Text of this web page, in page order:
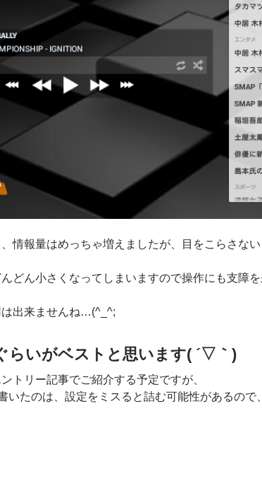
情報量はめっちゃ増えましたが、目をこらさな
どん小さくなってしまいますので操作にも支障
は出来ませんね…(^_^;
らいがベストと思います( ´▽｀)
トリー記事でご紹介する予定ですが、
いたのは、設定をミスると詰む可能性があるの